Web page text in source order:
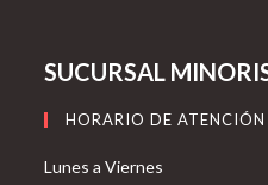
SUCURSAL
HORARIO DE ATENCIÓN
Lunes a Viernes